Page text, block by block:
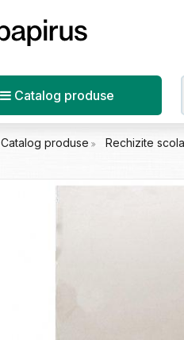
Catalog produse
Catalog produse Rechizite